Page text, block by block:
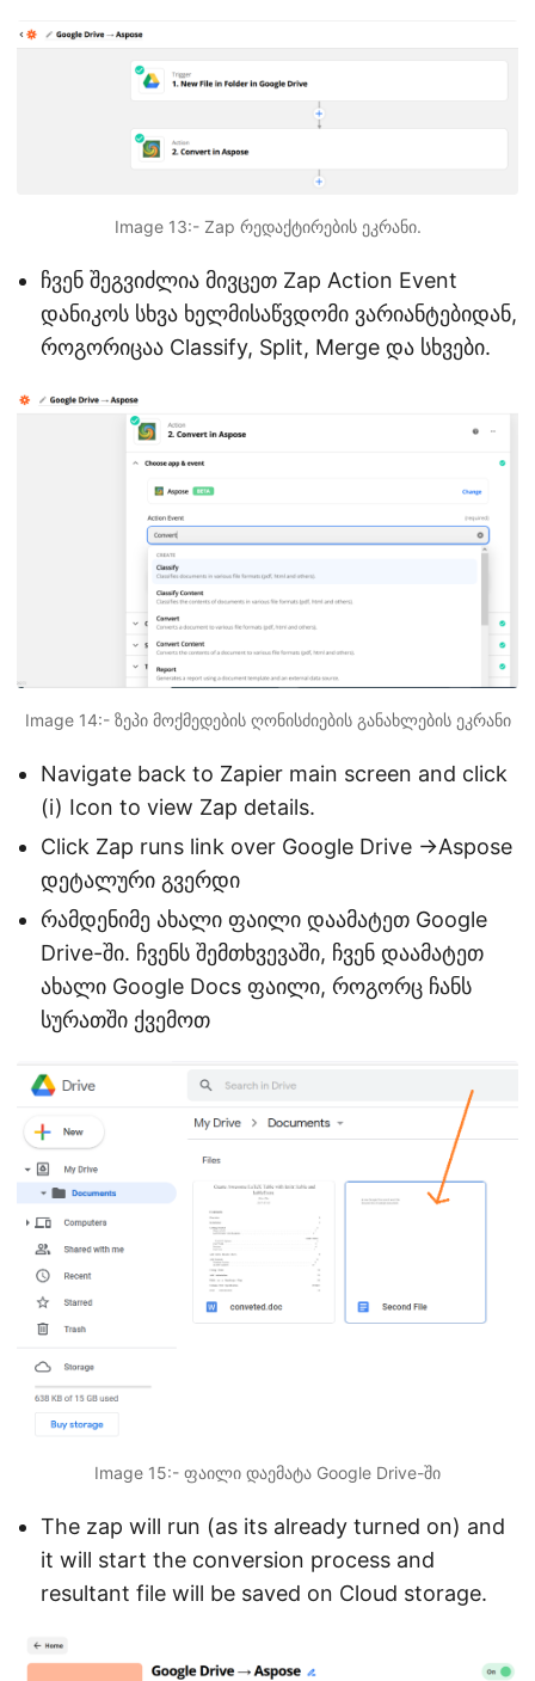
Image 13:- Zap რედაქტირების ეკრანი.
ჩვენ შეგვიძლია მივცეთ Zap Action Event
დანიკოს სხვა ხელმისაწვდომი ვარიანტებიდან,
როგორიცაა Classify, Split, Merge და სხვები.
Image 14:- ზეპი მოქმედების ღონისძიების განახლების ეკრანი
Navigate back to Zapier main screen and click
(i) Icon to view Zap details.
Click Zap runs link over Google Drive ->Aspose
დეტალური გვერდი
რამდენიმე ახალი ფაილი დაამატეთ Google
Drive-ში. ჩვენს შემთხვევაში, ჩვენ დაამატეთ
ახალი Google Docs ფაილი, როგორც ჩანს
სურათში ქვემოთ
Image 15:- ფაილი დაემატა Google Drive-ში
The zap will run (as its already turned on) and
it will start the conversion process and
resultant file will be saved on Cloud storage.